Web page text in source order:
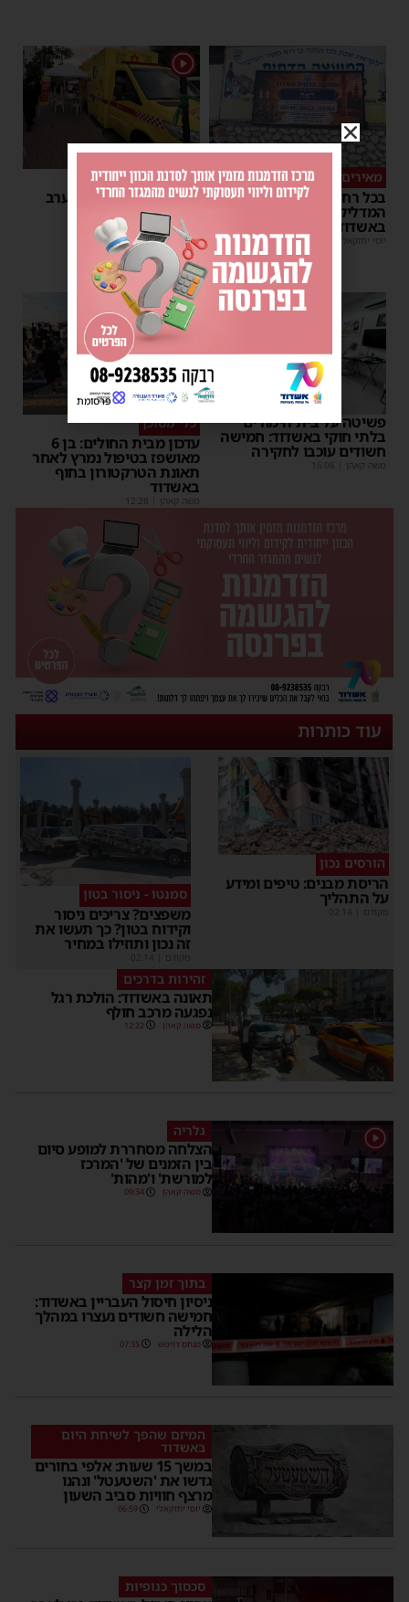
מאירים את השבת
בכל רחבי העיר: המיזם
המדליק של המועצה הדתית
באשדוד
יוסי יחזקאלי 18:31
1
מצילי חיים
150 מנות דם נתרמו בערב
התרמה באשדוד
משה קאהן 18:25
פשיטה על בית הימורים
בלתי חוקי באשדוד: חמישה
חשודים עוכבו לחקירה
משה קאהן
כלי מסוכן
עדכון מבית החולים: בן 6
מאושפז בטיפול נמרץ לאחר
תאונת הטרקטורון בחוף
באשדוד
משה קאהן
עוד כותרות
הורסים נכון
הריסת מבנים: טיפים ומידע
על התהליך
מקודם
סמנטו - ניסור בטון
משפצים? צריכים ניסור
וקידוח בטון? כך תעשו את
זה נכון ותוזילו במחיר
מקודם
זהירות בדרכים
תאונה באשדוד: הולכת רגל
נפגעה מרכב חולף
משה קאהן 12:22
1 גלריה
הצלחה מסחררת למופע סיום
בין הזמנים של 'המרכז
למורשת' ו'מהות'
משה קאהן 09:34
בתוך זמן קצר
ניסיון חיסול העבריין באשדוד:
חמישה חשודים נעצרו במהלך
הלילה
מנחם דויטש 07:35
המיזם שהפך לשיחת היום
באשדוד
במשך 15 שעות: אלפי בחורים
גדשו את 'השטעטל' ונהנו
מרצף חוויות סביב השעון
יוסי יחזקאלי 06:59
סכסוך כנופיות
פרסומת